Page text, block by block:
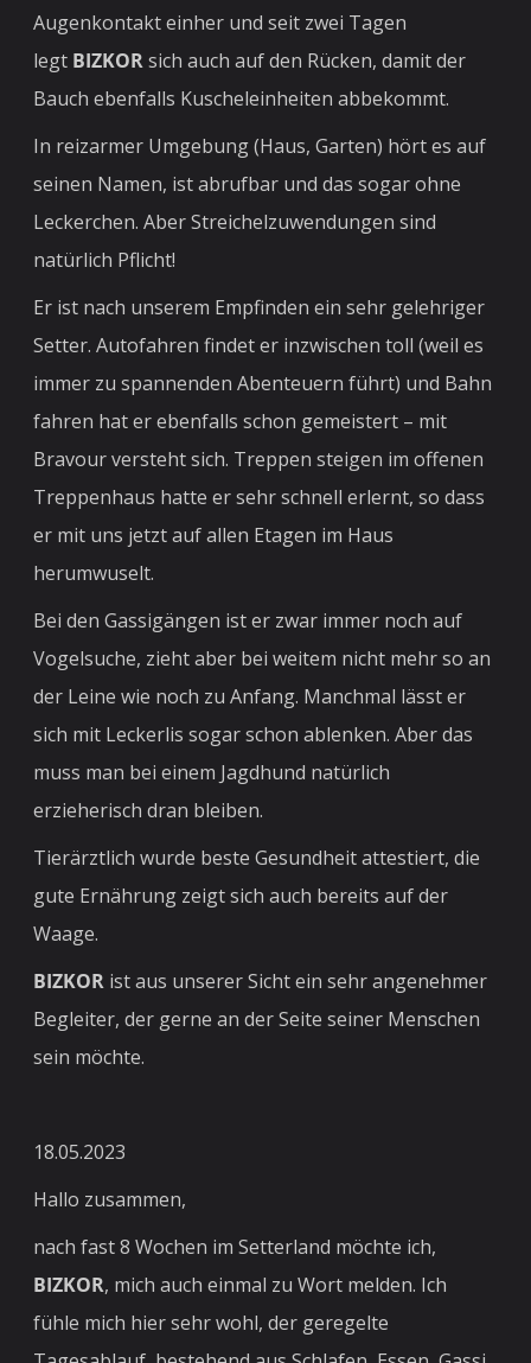
Augenkontakt einher und seit zwei Tagen
legt BIZKORsich auch auf den Rücken, damit der
Bauch ebenfalls Kuscheleinheiten abbekommt.
In reizarmer Umgebung (Haus, Garten) hört es auf
seinen Namen, ist abrufbar und das sogar ohne
Leckerchen. Aber Streichelzuwendungen sind
natürlich Pflicht!
Er ist nach unserem Empfinden ein sehr gelehriger
Setter. Autofahren findet er inzwischen toll (weil es
immer zu spannenden Abenteuern führt) und Bahn
fahren hat er ebenfalls schon gemeistert – mit
Bravour versteht sich. Treppen steigen im offenen
Treppenhaus hatte er sehr schnell erlernt, so dass
er mit uns jetzt auf allen Etagen im Haus
herumwuselt.
Bei den Gassigängen ist er zwar immer noch auf
Vogelsuche, zieht aber bei weitem nicht mehr so an
der Leine wie noch zu Anfang. Manchmal lässt er
sich mit Leckerlis sogar schon ablenken. Aber das
muss man bei einem Jagdhund natürlich
erzieherisch dran bleiben.
Tierärztlich wurde beste Gesundheit attestiert, die
gute Ernährung zeigt sich auch bereits auf der
Waage.
BIZKOR ist aus unserer Sicht ein sehr angenehmer
Begleiter, der gerne an der Seite seiner Menschen
sein möchte.
18.05.2023
Hallo zusammen,
nach fast 8 Wochen im Setterland möchte ich,
BIZKOR, mich auch einmal zu Wort melden. Ich
fühle mich hier sehr wohl, der geregelte